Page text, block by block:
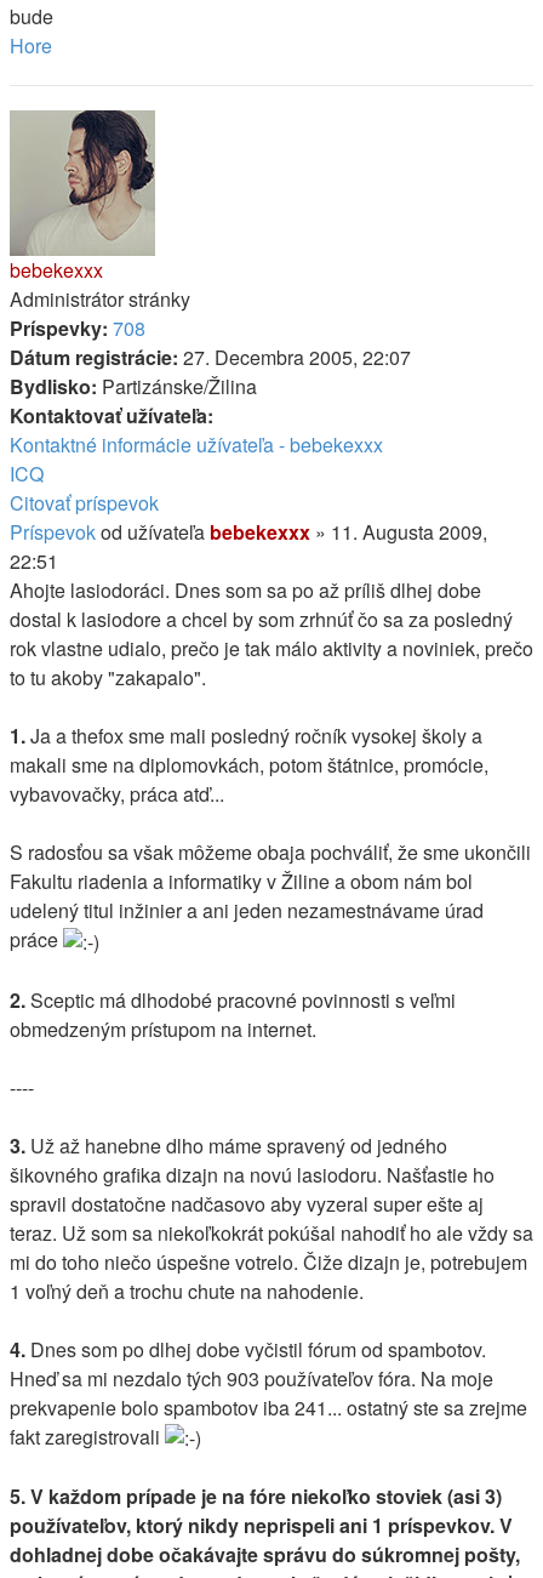
bude
Hore
bebekexxx
Administrátor stránky
Príspevky: 708
Dátum registrácie: 27. Decembra 2005, 22:07
Bydlisko: Partizánske/Žilina
Kontaktovať užívateľa:
Kontaktné informácie užívateľa - bebekexxx
ICQ
Citovať príspevok
Príspevokod užívateľa bebekexxx » 11. Augusta 2009,
22:51
Ahojte lasiodoráci. Dnes som sa po až príliš dlhej dobe
dostal k lasiodore a chcel by som zrhnúť čo sa za posledný
rok vlastne udialo, prečo je tak málo aktivity a noviniek, prečo
to tu akoby "zakapalo".
1.Ja a thefox sme mali posledný ročník vysokej školy a
makali sme na diplomovkách, potom štátnice, promócie,
vybavovačky, práca atď...
S radosťou sa však môžeme obaja pochváliť, že sme ukončili
Fakultu riadenia a informatiky v Žiline a obom nám bol
udelený titul inžinier a ani jeden nezamestnávame úrad
práce
2.Sceptic má dlhodobé pracovné povinnosti s veľmi
obmedzeným prístupom na internet.
----
3. Už až hanebne dlho máme spravený od jedného
šikovného grafika dizajn na novú lasiodoru. Našťastie ho
spravil dostatočne nadčasovo aby vyzeral super ešte aj
teraz. Už som sa niekoľkokrát pokúšal nahodiť ho ale vždy sa
mi do toho niečo úspešne votrelo. Čiže dizajn je, potrebujem
1 voľný deň a trochu chute na nahodenie.
4. Dnes som po dlhej dobe vyčistil fórum od spambotov.
Hneď sa mi nezdalo tých 903 používateľov fóra. Na moje
prekvapenie bolo spambotov iba 241... ostatný ste sa zrejme
fakt zaregistrovali
5. V každom prípade je na fóre niekoľko stoviek (asi 3)
používateľov, ktorý nikdy neprispeli ani 1 príspevkov. V
dohladnej dobe očakávajte správu do súkromnej pošty,